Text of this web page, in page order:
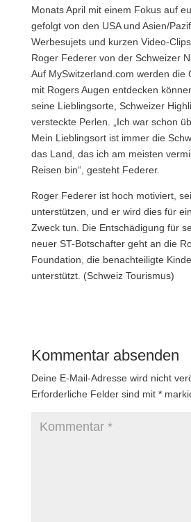
Monats April mit einem Fokus auf
gefolgt von den USA und Asien/
Werbesujets und kurzen Video-
Roger Federer von der Schweizer
Auf MySwitzerland.com werden die
mit Rogers Augen entdecken
seine Lieblingsorte, Schweizer
versteckte Perlen. „Ich war schon
Mein Lieblingsort ist immer die
das Land, das ich am meisten
Reisen bin“, gesteht Federer.
Roger Federer ist hoch motiviert,
unterstützen, und er wird dies für
Zweck tun. Die Entschädigung für
neuer ST-Botschafter geht an die
Foundation, die benachteiligte
unterstützt. (Schweiz Tourismus)
Kommentar absenden
Deine E-Mail-Adresse wird nicht
Erforderliche Felder sind mit *